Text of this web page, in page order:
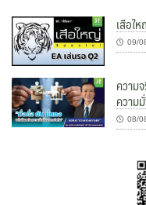
เสือใ
09/
ความ
ความ
08/